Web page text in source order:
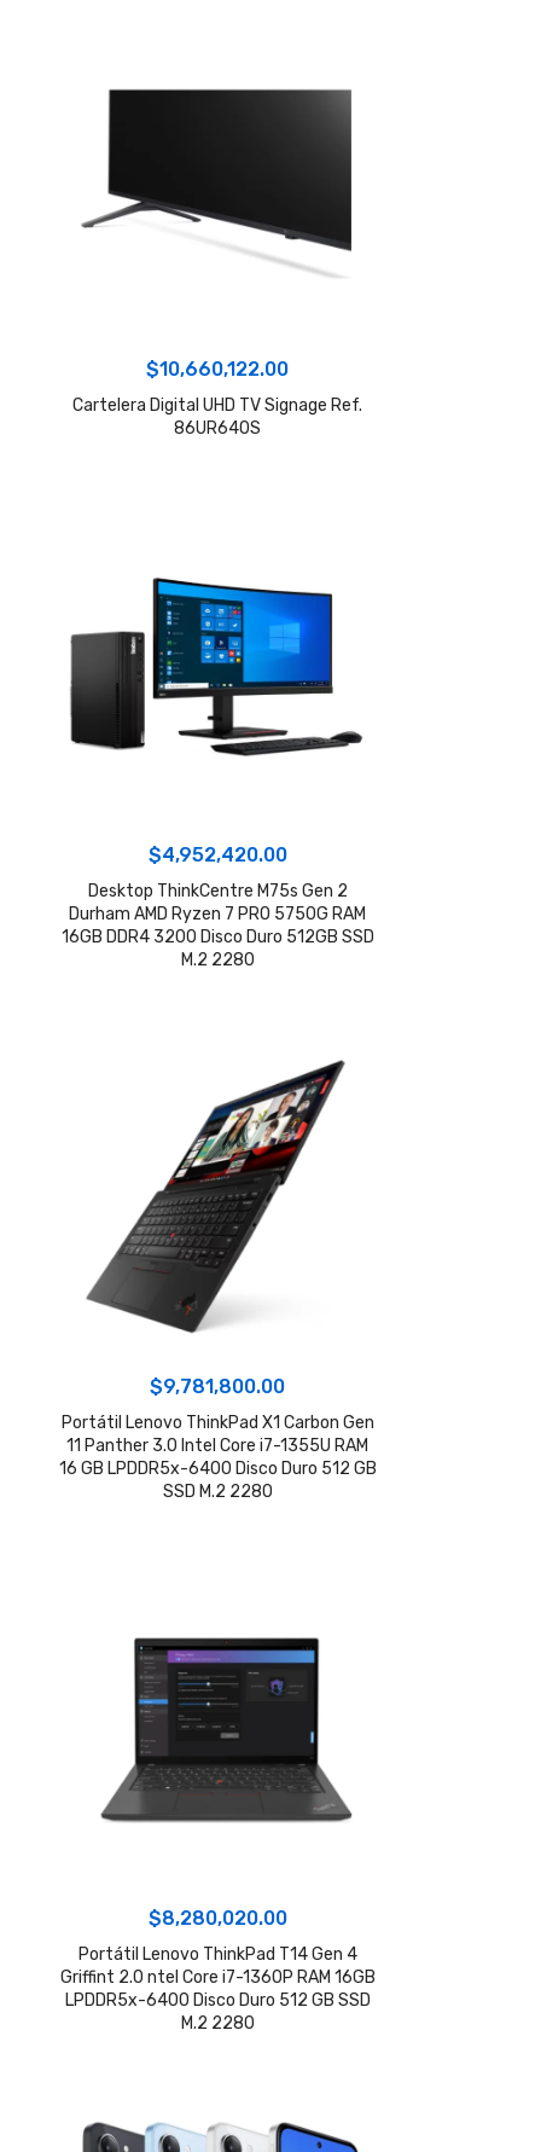
$10,660,122.00
Cartelera Digital UHD TV Signage Ref.
86UR640S
$4,952,420.00
Desktop ThinkCentre M75s Gen 2
Durham AMD Ryzen 7 PRO 5750G RAM
16GB DDR4 3200 Disco Duro 512GB SSD
M.2 2280
$9,781,800.00
Portátil Lenovo ThinkPad X1 Carbon Gen
11 Panther 3.0 Intel Core i7-1355U RAM
16 GB LPDDR5x-6400 Disco Duro 512 GB
SSD M.2 2280
$8,280,020.00
Portátil Lenovo ThinkPad T14 Gen 4
Griffint 2.0 ntel Core i7-1360P RAM 16GB
LPDDR5x-6400 Disco Duro 512 GB SSD
M.2 2280